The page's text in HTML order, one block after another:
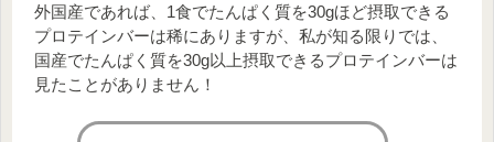
外国産であれば、1食でたんぱく質を30gほど摂取できる
プロテインバーは稀にありますが、私が知る限りでは、
国産でたんぱく質を30g以上摂取できるプロテインバーは
見たことがありません！